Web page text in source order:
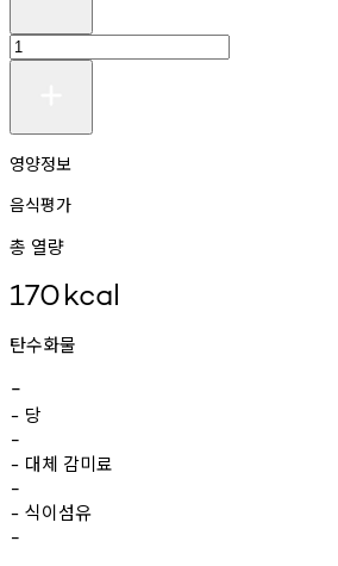
영양정보
음식평가
총 열량
170kcal
탄수화물
-
- 당
-
- 대체 감미료
-
- 식이섬유
-